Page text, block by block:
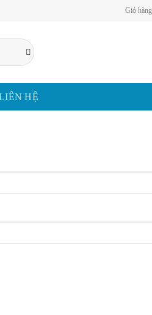
Giỏ hàng
HỆ